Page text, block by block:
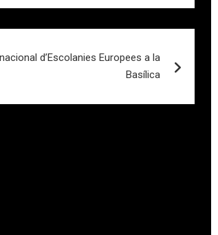
d’Escolanies Europees a la
Basílica